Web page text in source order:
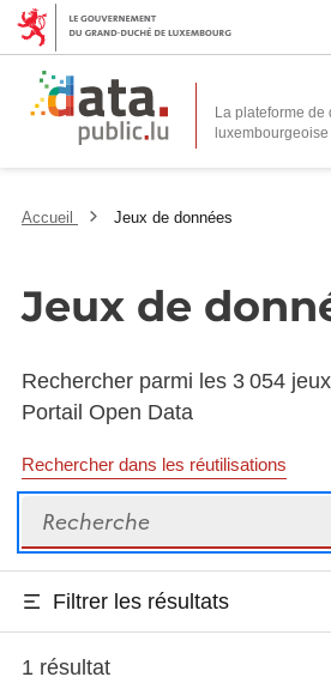
La plateforme de
Accueil Jeux de données
Jeux de
Rechercher parmi les 3 054
Portail Open Data
Rechercher dans les réutilisations
Recherche
Filtrer les résultats
1 résultat